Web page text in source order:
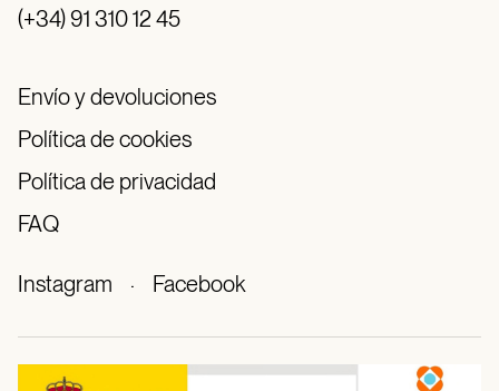
(+34) 91 310 12 45
Envío y devoluciones
Política de cookies
Política de privacidad
FAQ
Instagram · Facebook